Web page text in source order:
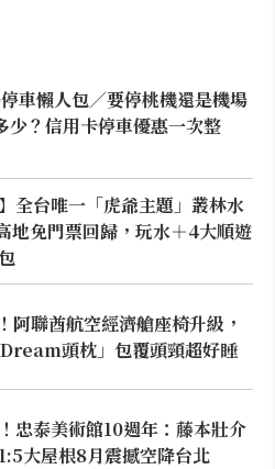
車懶人包／要停桃機還是機場
少？信用卡停車優惠一次整
全台唯一「虎爺主題」叢林水
地免門票回歸，玩水＋4大順遊
阿聯酋航空經濟艙座椅升級，
頭枕」包覆頭頸超好睡
忠泰美術館10週年：藤本壯介
大屋根8月震撼空降台北